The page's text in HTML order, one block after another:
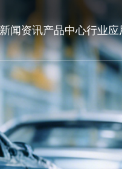
新闻资讯产品中心行业应